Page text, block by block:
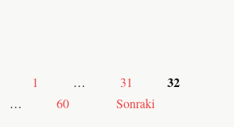
1 … 31 32
… 60 Sonraki